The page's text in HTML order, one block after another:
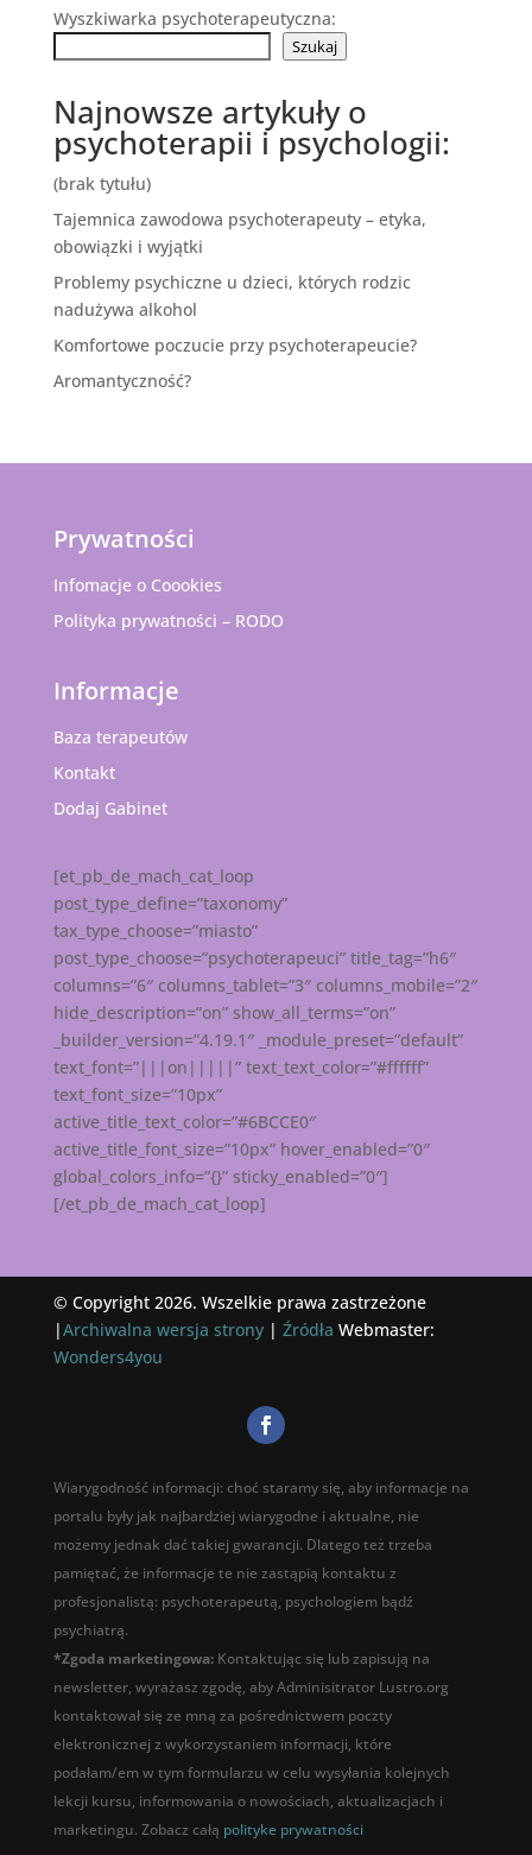
Wyszkiwarka psychoterapeutyczna:
Szukaj
Najnowsze artykuły o
psychoterapii i psychologii:
(brak tytułu)
Tajemnica zawodowa psychoterapeuty – etyka,
obowiązki i wyjątki
Problemy psychiczne u dzieci, których rodzic
nadużywa alkohol
Komfortowe poczucie przy psychoterapeucie?
Aromantyczność?
Prywatności
Infomacje o Coookies
Polityka prywatności – RODO
Informacje
Baza terapeutów
Kontakt
Dodaj Gabinet
[et_pb_de_mach_cat_loop
post_type_define=”taxonomy”
tax_type_choose=”miasto”
post_type_choose=”psychoterapeuci” title_tag=”h6″
columns=”6″ columns_tablet=”3″ columns_mobile=”2″
hide_description=”on” show_all_terms=”on”
_builder_version=”4.19.1″ _module_preset=”default”
text_font=”|||on|||||” text_text_color=”#ffffff”
text_font_size=”10px”
active_title_text_color=”#6BCCE0″
active_title_font_size=”10px” hover_enabled=”0″
global_colors_info=”{}” sticky_enabled=”0″]
[/et_pb_de_mach_cat_loop]
© Copyright 2026. Wszelkie prawa zastrzeżone
|Archiwalna wersja strony| Źródła Webmaster:
Wonders4you
Wiarygodność informacji: choć staramy się, aby informacje na
portalu były jak najbardziej wiarygodne i aktualne, nie
możemy jednak dać takiej gwarancji. Dlatego też trzeba
pamiętać, że informacje te nie zastąpią kontaktu z
profesjonalistą: psychoterapeutą, psychologiem bądź
psychiatrą.
*Zgoda marketingowa: Kontaktując się lub zapisują na
newsletter, wyrażasz zgodę, aby Adminisitrator Lustro.org
kontaktował się ze mną za pośrednictwem poczty
elektronicznej z wykorzystaniem informacji, które
podałam/em w tym formularzu w celu wysyłania kolejnych
lekcji kursu, informowania o nowościach, aktualizacjach i
marketingu. Zobacz całą polityke prywatności